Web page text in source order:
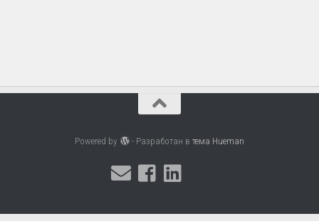
Powered by - Разработан в тема Hueman